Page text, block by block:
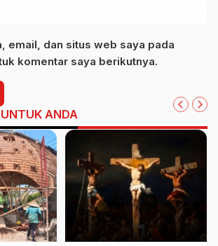
email, dan situs web saya pada
komentar saya berikutnya.
ANDA